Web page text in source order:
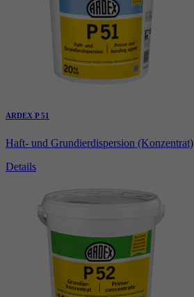
ARDEX P 51
Haft- und Grundierdispersion (Konzentrat)
Details